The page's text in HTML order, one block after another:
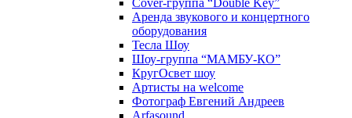
Cover-группа “Double Key”
Аренда звукового и концертного
оборудования
Тесла Шоу
Шоу-группа “МАМБУ-КО”
КругОсвет шоу
Артисты на welcome
Фотограф Евгений Андреев
Arfasound